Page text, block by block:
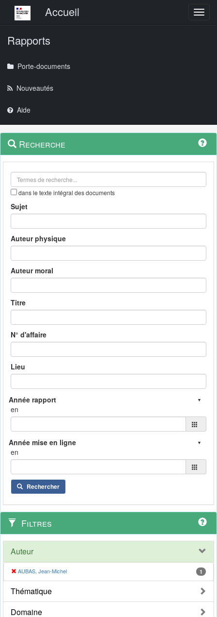
Menu principalAccueil
Rapports
Porte-documents
Nouveautés
Aide
Navigation
outils
Menu
contextuel
Recherche
dans le texte intégral des documents
Sujet
Auteur physique
Auteur moral
Titre
N° d'affaire
Lieu
en
en
Rechercher
Filtres
Auteur
AUBAS, Jean-Michel 1
Thématique
Domaine